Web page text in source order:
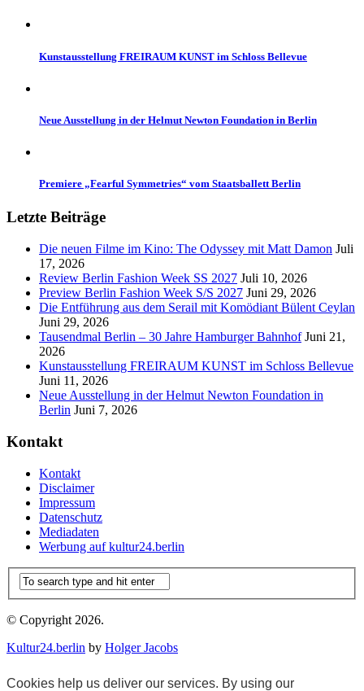
Kunstausstellung FREIRAUM KUNST im Schloss Bellevue
Neue Ausstellung in der Helmut Newton Foundation in Berlin
Premiere „Fearful Symmetries“ vom Staatsballett Berlin
Letzte Beiträge
Die neuen Filme im Kino: The Odyssey mit Matt Damon Juli
17, 2026
Review Berlin Fashion Week SS 2027 Juli 10, 2026
Preview Berlin Fashion Week S/S 2027 Juni 29, 2026
Die Entführung aus dem Serail mit Komödiant Bülent Ceylan
Juni 29, 2026
Tausendmal Berlin – 30 Jahre Hamburger Bahnhof Juni 21,
2026
Kunstausstellung FREIRAUM KUNST im Schloss Bellevue
Juni 11, 2026
Neue Ausstellung in der Helmut Newton Foundation in
Berlin Juni 7, 2026
Kontakt
Kontakt
Disclaimer
Impressum
Datenschutz
Mediadaten
Werbung auf kultur24.berlin
© Copyright 2026.
Kultur24.berlin by Holger Jacobs
Cookies help us deliver our services. By using our